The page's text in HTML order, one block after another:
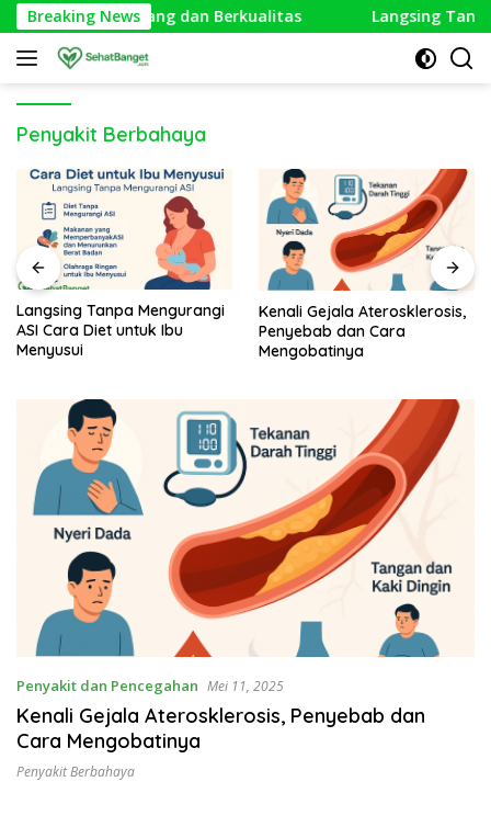
Langsung
ke
konten
Breaking News
Lebih Seimbang dan Berkualitas Langsing Tanpa
Penyakit Berbahaya
Langsing Tanpa Mengurangi
ASI Cara Diet untuk Ibu
Menyusui
Kenali Gejala Aterosklerosis,
Penyebab dan Cara
Mengobatinya
Penyakit dan Pencegahan Mei 11, 2025
Kenali Gejala Aterosklerosis, Penyebab dan
Cara Mengobatinya
Penyakit Berbahaya